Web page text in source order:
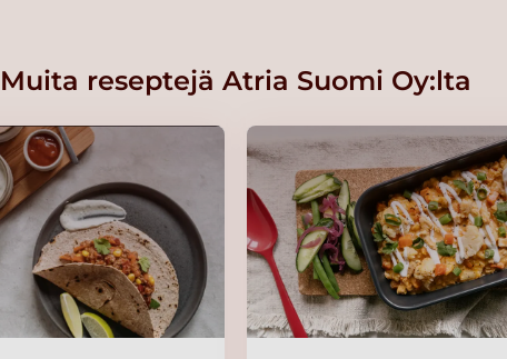
Muita reseptejä Atria Suomi Oy:lta